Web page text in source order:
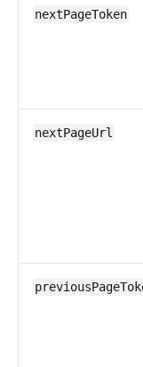
nextPageToken
nextPageUrl